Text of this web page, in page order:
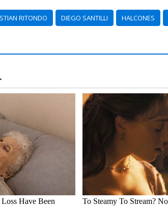
RITONDO DIEGO SANTILLI HALCONES